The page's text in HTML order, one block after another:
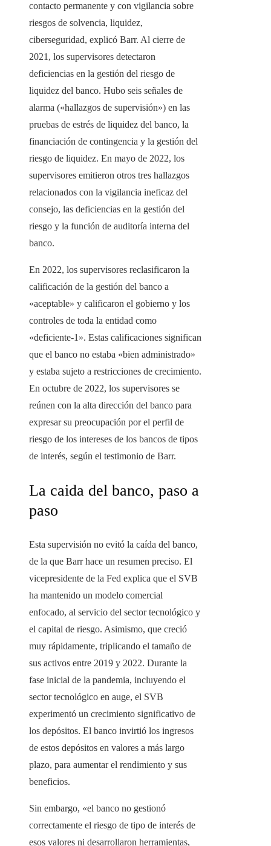
contacto permanente y con vigilancia sobre
riesgos de solvencia, liquidez,
ciberseguridad, explicó Barr. Al cierre de
2021, los supervisores detectaron
deficiencias en la gestión del riesgo de
liquidez del banco. Hubo seis señales de
alarma («hallazgos de supervisión») en las
pruebas de estrés de liquidez del banco, la
financiación de contingencia y la gestión del
riesgo de liquidez. En mayo de 2022, los
supervisores emitieron otros tres hallazgos
relacionados con la vigilancia ineficaz del
consejo, las deficiencias en la gestión del
riesgo y la función de auditoría interna del
banco.
En 2022, los supervisores reclasificaron la
calificación de la gestión del banco a
«aceptable» y calificaron el gobierno y los
controles de toda la entidad como
«deficiente-1». Estas calificaciones significan
que el banco no estaba «bien administrado»
y estaba sujeto a restricciones de crecimiento.
En octubre de 2022, los supervisores se
reúnen con la alta dirección del banco para
expresar su preocupación por el perfil de
riesgo de los intereses de los bancos de tipos
de interés, según el testimonio de Barr.
La caida del banco, paso a
paso
Esta supervisión no evitó la caída del banco,
de la que Barr hace un resumen preciso. El
vicepresidente de la Fed explica que el SVB
ha mantenido un modelo comercial
enfocado, al servicio del sector tecnológico y
el capital de riesgo. Asimismo, que creció
muy rápidamente, triplicando el tamaño de
sus activos entre 2019 y 2022. Durante la
fase inicial de la pandemia, incluyendo el
sector tecnológico en auge, el SVB
experimentó un crecimiento significativo de
los depósitos. El banco invirtió los ingresos
de estos depósitos en valores a más largo
plazo, para aumentar el rendimiento y sus
beneficios.
Sin embargo, «el banco no gestionó
correctamente el riesgo de tipo de interés de
esos valores ni desarrollaron herramientas,